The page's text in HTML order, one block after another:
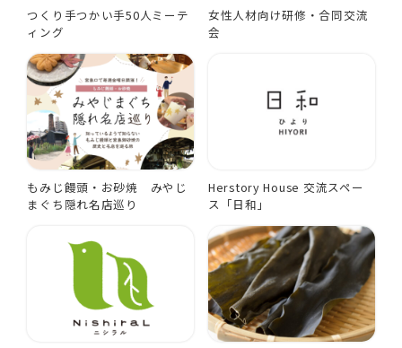
つくり手つかい手50人ミーテ
ィング
女性人材向け研修・合同交流
会
もみじ饅頭・お砂焼 みやじ
まぐち隠れ名店巡り
Herstory House 交流スペー
ス「日和」